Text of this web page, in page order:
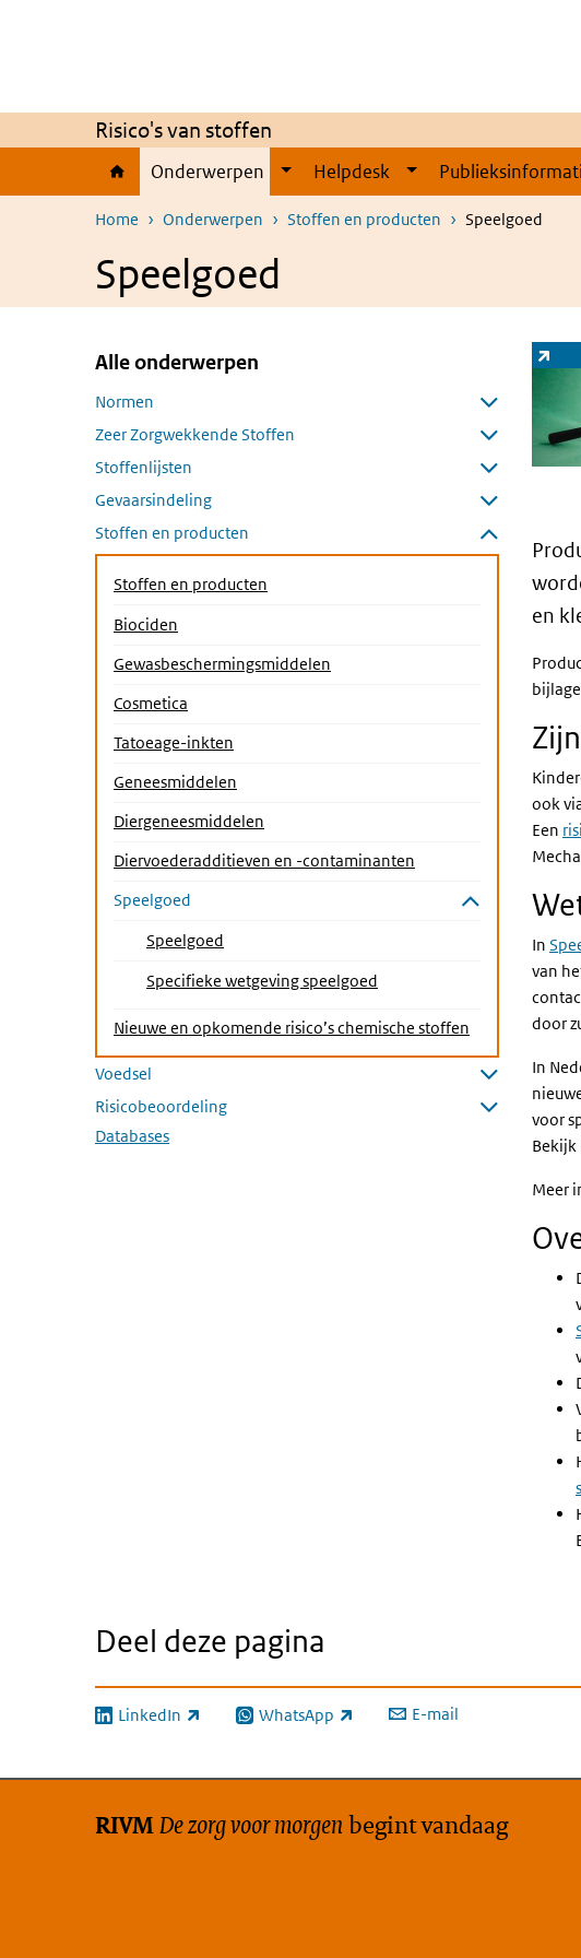
Risico's van stoffen
Onderwerpen Helpdesk
Home Onderwerpen Stoffen en producten Speelgoed
Speelgoed
Overslaan menu Alle onderwerpen
Alle onderwerpen
Normen
Submenu openen
Zeer Zorgwekkende Stoffen
Submenu openen
Stoffenlijsten
Submenu openen
Gevaarsindeling
Submenu openen
Stoffen en producten
Submenu sluiten
Stoffen en producten
Biociden
Gewasbeschermingsmiddelen
Cosmetica
Tatoeage-inkten
Geneesmiddelen
Diergeneesmiddelen
Diervoederadditieven en -contaminanten
Speelgoed
Speelgoed
Specifieke wetgeving speelgoed
Nieuwe en opkomende risico’s chemische stoffen
Voedsel
Submenu openen
Risicobeoordeling
Submenu openen
Databases
en
ook
Een
In
van
door
In
voor
Bekijk
Meer
Deel deze pagina
LinkedIn
(externe link) WhatsApp
(externe link) E-mail
RIVMDe zorg voor morgen begint vandaag